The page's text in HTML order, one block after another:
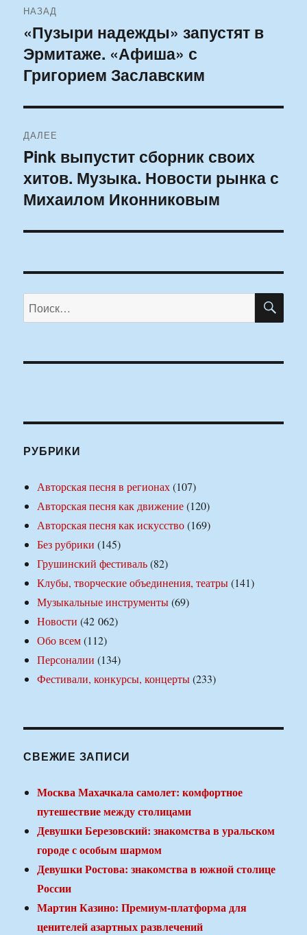
по
записям
НАЗАД
Предыдущая
запись:
«Пузыри надежды» запустят в
Эрмитаже. «Афиша» с
Григорием Заславским
ДАЛЕЕ
Следующая
запись:
Pink выпустит сборник своих
хитов. Музыка. Новости рынка с
Михаилом Иконниковым
Искать:
РУБРИКИ
Авторская песня в регионах(107)
Авторская песня как движение(120)
Авторская песня как искусство(169)
Без рубрики (145)
Грушинский фестиваль(82)
Клубы, творческие объединения, театры(141)
Музыкальные инструменты(69)
Новости (42 062)
Обо всем(112)
Персоналии (134)
Фестивали, конкурсы, концерты(233)
СВЕЖИЕ ЗАПИСИ
Москва Махачкала самолет: комфортное
путешествие между столицами
Девушки Березовский: знакомства в уральском
городе с особым шармом
Девушки Ростова: знакомства в южной столице
России
Мартин Казино: Премиум-платформа для
ценителей азартных развлечений